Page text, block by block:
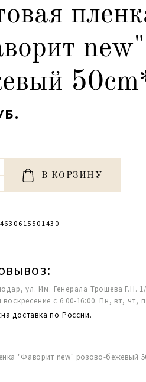
В КОРЗИНУ
4630615501430
ул. Им. Генерала Трошева Г.Н.
воскресение с 6:00-16:00. Пн, вт, чт,
доставка по России.
"Фаворит new" розово-бежевый